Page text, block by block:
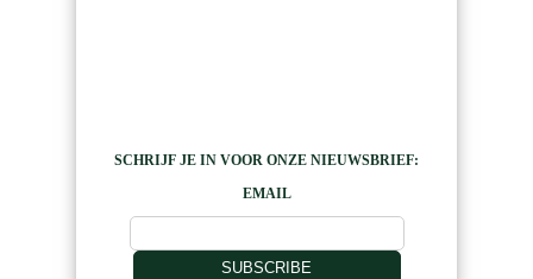
SCHRIJF JE IN VOOR ONZE NIEUWSBRIEF:
EMAIL
SUBSCRIBE